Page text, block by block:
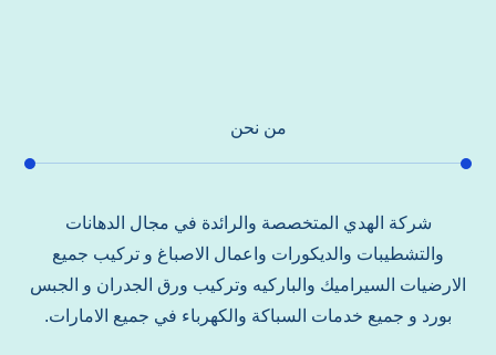
من نحن
شركة الهدي المتخصصة والرائدة في مجال الدهانات
والتشطيبات والديكورات واعمال الاصباغ و تركيب جميع
الارضيات السيراميك والباركيه وتركيب ورق الجدران و الجبس
بورد و جميع خدمات السباكة والكهرباء في جميع الامارات.